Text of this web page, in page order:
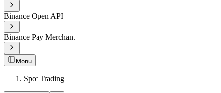
Binance Open API
Binance Pay Merchant
Menu
Spot Trading